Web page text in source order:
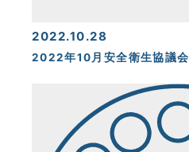
2022.10.28
2022年10月安全衛生協議会